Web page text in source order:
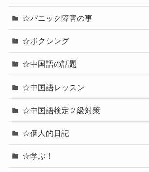
☆パニック障害の事
☆ボクシング
☆中国語の話題
☆中国語レッスン
☆中国語検定２級対策
☆個人的日記
☆学ぶ！